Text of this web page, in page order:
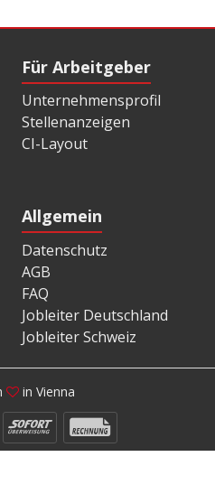
Für Arbeitgeber
Unternehmensprofil
Stellenanzeigen
CI-Layout
Allgemein
Datenschutz
AGB
FAQ
Jobleiter Deutschland
Jobleiter Schweiz
in Vienna